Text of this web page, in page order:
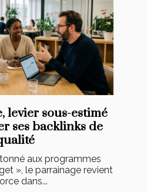
levier sous-estimé
ses backlinks de
aux programmes
», le parrainage revient
dans...